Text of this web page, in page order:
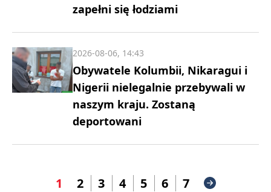
zapełni się łodziami
Obywatele Kolumbii, Nikaragui i
Nigerii nielegalnie przebywali w
naszym kraju. Zostaną
deportowani
2026-08-06, 14:43
1 2 3 4 5 6 7